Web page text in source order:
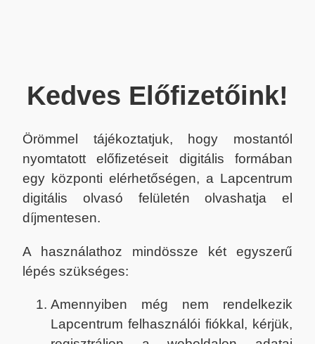
Kedves Előfizetőink!
Örömmel tájékoztatjuk, hogy mostantól
nyomtatott előfizetéseit digitális formában
egy központi elérhetőségen, a Lapcentrum
digitális olvasó felületén olvashatja el
díjmentesen.
A használathoz mindössze két egyszerű
lépés szükséges:
Amennyiben még nem rendelkezik
Lapcentrum felhasználói fiókkal, kérjük,